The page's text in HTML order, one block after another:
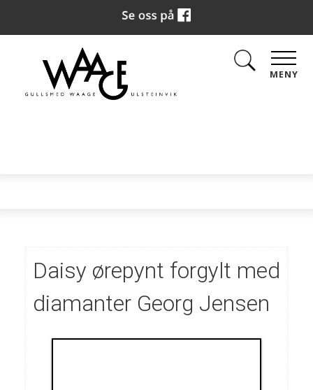
MENY
Daisy ørepynt forgylt med
diamanter Georg Jensen